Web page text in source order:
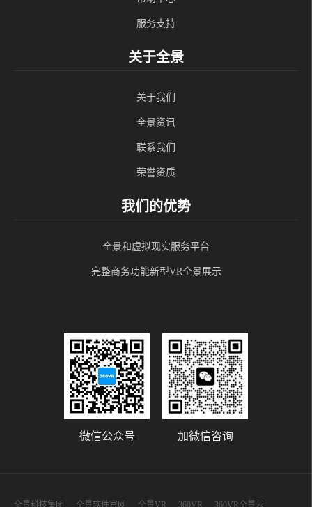
服务支持
关于全景
关于我们
全景资讯
联系我们
荣誉资质
我们的优势
全景和虚拟现实服务平台
完整商务功能新型VR全景展示
微信公众号 加微信咨询
全景科技集团 全景软件官网 全景VR 360VR 360VR全景云